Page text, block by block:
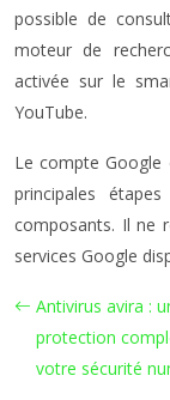
possible de
moteur de
activée sur le
YouTube.
Le compte
principales
composants. Il ne
services Google
Antivirus avira :
protection
votre sécurité